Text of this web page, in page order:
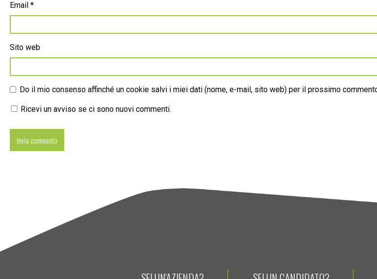
Email *
Sito web
Do il mio consenso affinché un cookie salvi i miei dati (nome, e-mail, sito web) per il prossimo
Ricevi un avviso se ci sono nuovi commenti.